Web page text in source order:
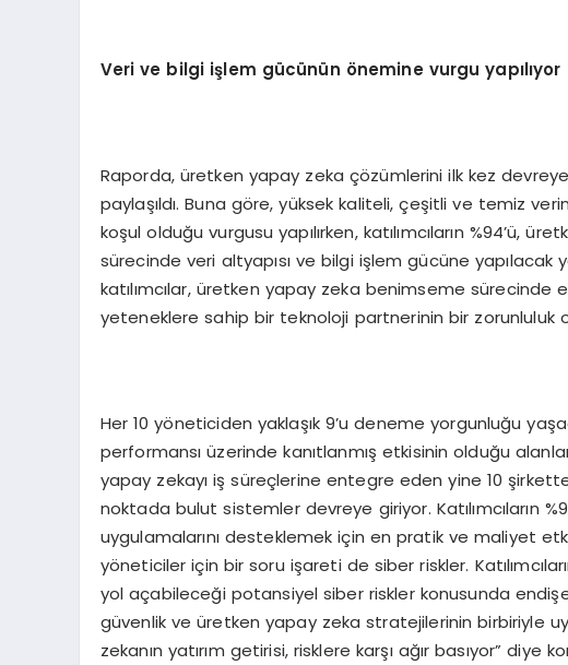
Veri ve bilgi işlem gücünün önemine vurgu yapılıyor
Raporda, üretken yapay zeka çözümlerini ilk kez
paylaşıldı. Buna göre, yüksek kaliteli, çeşitli ve temiz
koşul olduğu vurgusu yapılırken, katılımcıların %94’ü,
sürecinde veri altyapısı ve bilgi işlem gücüne yapılacak
katılımcılar, üretken yapay zeka benimseme sürecinde
yeteneklere sahip bir teknoloji partnerinin bir zorunluluk
Her 10 yöneticiden yaklaşık 9’u deneme yorgunluğu
performansı üzerinde kanıtlanmış etkisinin olduğu
yapay zekayı iş süreçlerine entegre eden yine 10
noktada bulut sistemler devreye giriyor. Katılımcıların
uygulamalarını desteklemek için en pratik ve maliyet
yöneticiler için bir soru işareti de siber riskler.
yol açabileceği potansiyel siber riskler konusunda
güvenlik ve üretken yapay zeka stratejilerinin birbiriyle
zekanın yatırım getirisi, risklere karşı ağır basıyor” diye